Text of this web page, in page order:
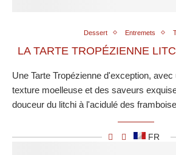
Dessert Entremets
LA TARTE TROPÉZIENNE
Une Tarte Tropézienne d'exception,
texture moelleuse et des saveurs
douceur du litchi à l'acidulé des
FR